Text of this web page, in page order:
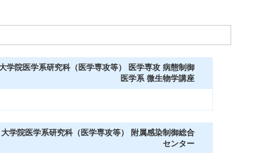
学院医学系研究科（医学専攻等） 医学専攻 病態制御
医学系 微生物学講座
大学院医学系研究科（医学専攻等） 附属感染制御総合
センター